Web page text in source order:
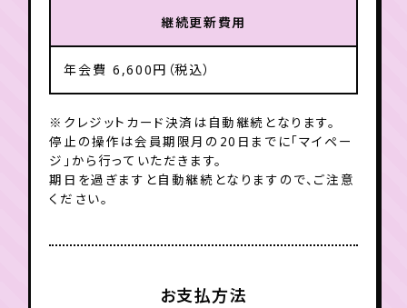
継続更新費用
年会費 6,600円（税込）
※クレジットカード決済は自動継続となります。
停止の操作は会員期限月の20日までに「マイペー
ジ」から行っていただきます。
期日を過ぎますと自動継続となりますので、ご注意
ください。
お支払方法